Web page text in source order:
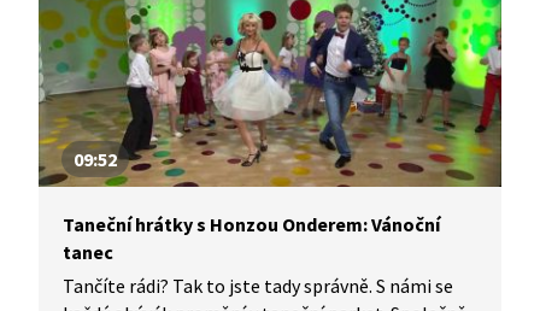
09:52
Taneční hrátky s Honzou Onderem: Vánoční
tanec
Tančíte rádi? Tak to jste tady správně. S námi se